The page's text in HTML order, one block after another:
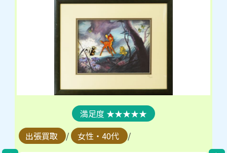
★★★★★
出張買取
/ 女性・40代 /